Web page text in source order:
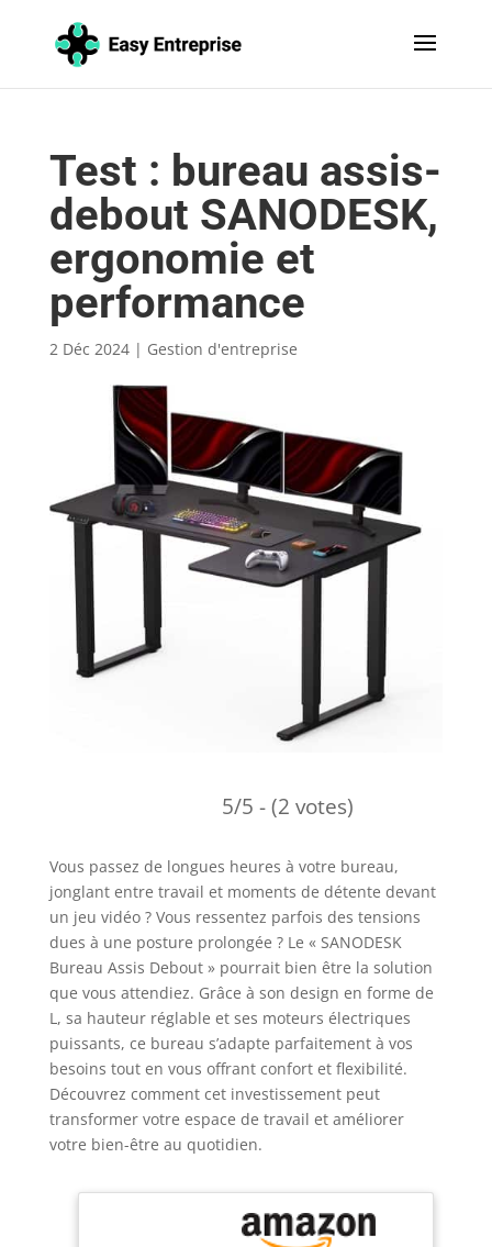
Test : bureau assis-
debout SANODESK,
ergonomie et
performance
2 Déc 2024| Gestion d'entreprise
5/5 - (2 votes)
Vous passez de longues heures à votre bureau,
jonglant entre travail et moments de détente devant
un jeu vidéo ? Vous ressentez parfois des tensions
dues à une posture prolongée ? Le « SANODESK
Bureau Assis Debout » pourrait bien être la solution
que vous attendiez. Grâce à son design en forme de
L, sa hauteur réglable et ses moteurs électriques
puissants, ce bureau s’adapte parfaitement à vos
besoins tout en vous offrant confort et flexibilité.
Découvrez comment cet investissement peut
transformer votre espace de travail et améliorer
votre bien-être au quotidien.